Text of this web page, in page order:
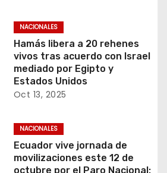
NACIONALES
Hamás libera a 20 rehenes
vivos tras acuerdo con Israel
mediado por Egipto y
Estados Unidos
Oct 13, 2025
NACIONALES
Ecuador vive jornada de
movilizaciones este 12 de
octubre por el Paro Nacional: